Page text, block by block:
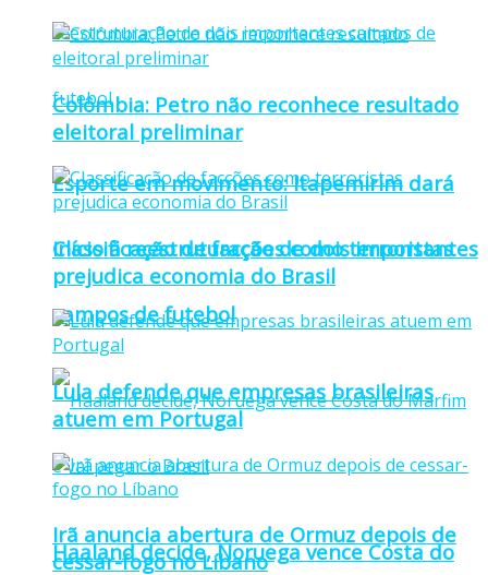
Esporte em movimento: Itapemirim dará
início à reestruturação de dois importantes
campos de futebol
Haaland decide, Noruega vence Costa do
Colômbia: Petro não reconhece resultado
eleitoral preliminar
Classificação de facções como terroristas
prejudica economia do Brasil
Lula defende que empresas brasileiras
atuem em Portugal
Irã anuncia abertura de Ormuz depois de
cessar-fogo no Líbano